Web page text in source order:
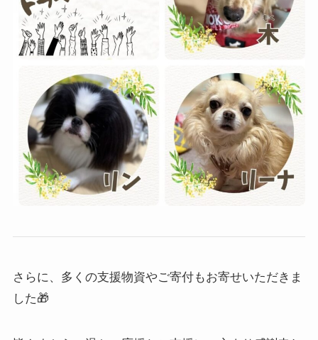
さらに、多くの支援物資やご寄付もお寄せいただきま
した🎁